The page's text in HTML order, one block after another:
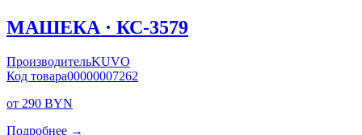
МАШЕКА · КС-3579
ПроизводительKUVO
Код товара00000007262
от 290 BYN
Подробнее →